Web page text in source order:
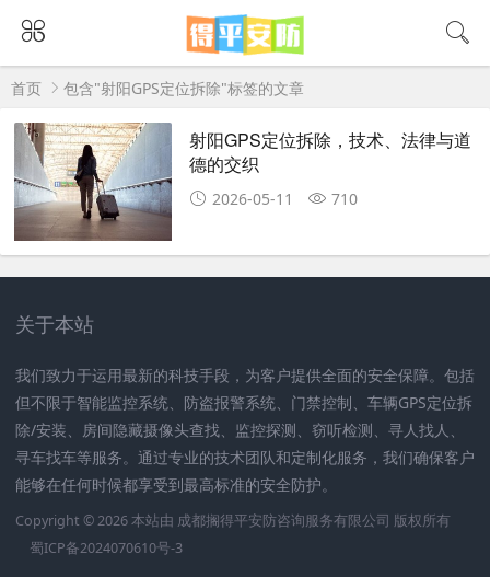
首页 包含"射阳GPS定位拆除"标签的文章
射阳GPS定位拆除，技术、法律与道
德的交织
2026-05-11 710
关于本站
我们致力于运用最新的科技手段，为客户提供全面的安全保障。包括
但不限于智能监控系统、防盗报警系统、门禁控制、车辆GPS定位拆
除/安装、房间隐藏摄像头查找、监控探测、窃听检测、寻人找人、
寻车找车等服务。通过专业的技术团队和定制化服务，我们确保客户
能够在任何时候都享受到最高标准的安全防护。
Copyright © 2026 本站由 成都搁得平安防咨询服务有限公司 版权所有
蜀ICP备2024070610号-3